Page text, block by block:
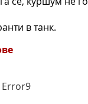
в танк.
Error9